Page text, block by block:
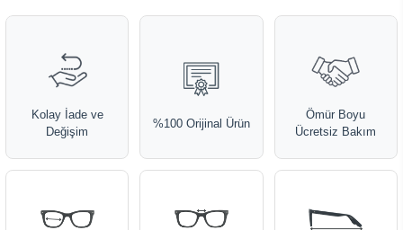
Kolay İade ve
Değişim
%100 Orijinal Ürün
Ömür Boyu
Ücretsiz Bakım